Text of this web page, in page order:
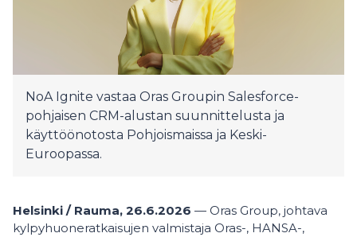
NoA Ignite vastaa Oras Groupin Salesforce-
pohjaisen CRM-alustan suunnittelusta ja
käyttöönotosta Pohjoismaissa ja Keski-
Euroopassa.
Helsinki / Rauma, 26.6.2026 — Oras Group, johtava
kylpyhuoneratkaisujen valmistaja Oras-, HANSA-,